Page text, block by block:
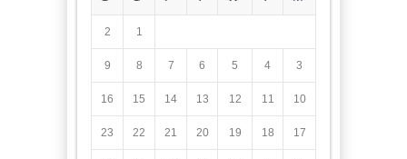
1
2
3
4
5
6
7
8
9
10
11
12
13
14
15
16
17
18
19
20
21
22
23